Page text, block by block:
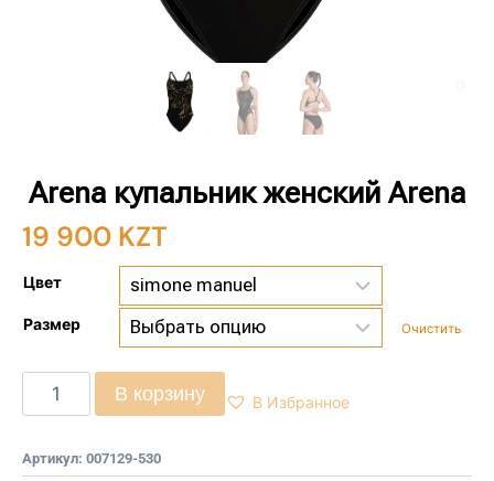
Arena купальник женский Arena
19 900 KZT
Цвет
Размер Очистить
В корзину В Избранное
Артикул: 007129-530